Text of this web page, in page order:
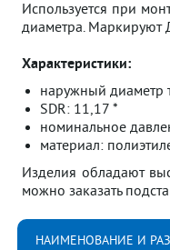
Используется при
диаметра. Маркируют
Характеристики:
наружный диаметр
SDR: 11,17 *
номинальное
материал:
Изделия обладают
можно заказать
НАИМЕНОВАНИЕ И